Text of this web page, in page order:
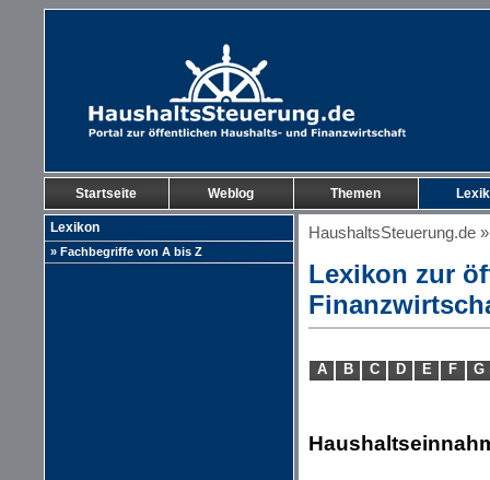
Startseite Weblog Themen
Lexikon
» Fachbegriffe von A bis Z
HaushaltsSteuerung.de
Lexikon zur
A B C D E F G